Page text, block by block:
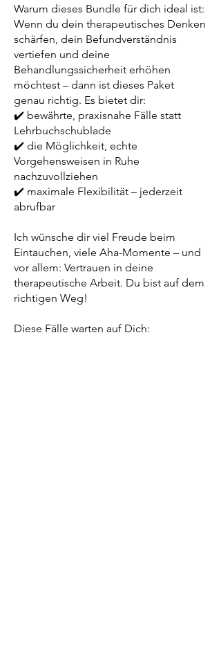
Warum dieses Bundle für dich ideal ist:
Wenn du dein therapeutisches Denken
schärfen, dein Befundverständnis
vertiefen und deine
Behandlungssicherheit erhöhen
möchtest – dann ist dieses Paket
genau richtig. Es bietet dir:
✔️ bewährte, praxisnahe Fälle statt
Lehrbuchschublade
✔️ die Möglichkeit, echte
Vorgehensweisen in Ruhe
nachzuvollziehen
✔️ maximale Flexibilität – jederzeit
abrufbar
Ich wünsche dir viel Freude beim
Eintauchen, viele Aha-Momente – und
vor allem: Vertrauen in deine
therapeutische Arbeit. Du bist auf dem
richtigen Weg!
Diese Fälle warten auf Dich: